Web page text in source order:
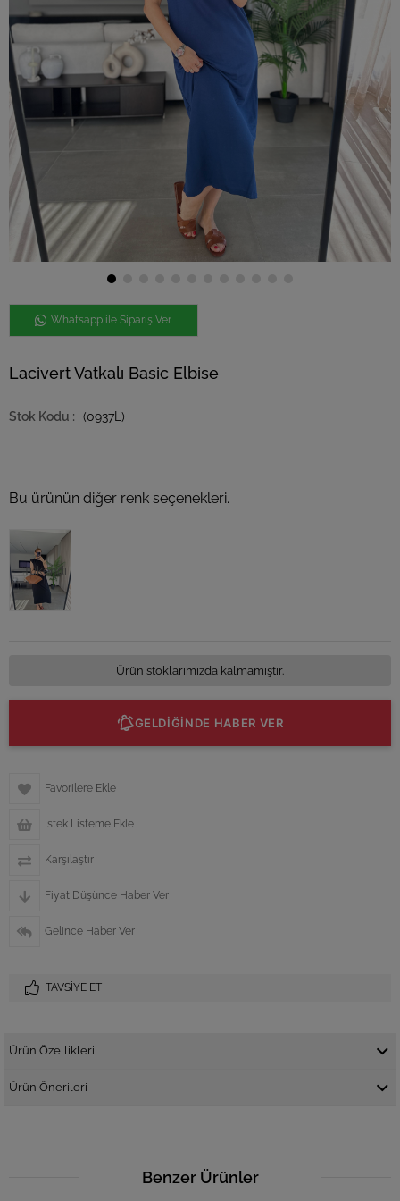
Whatsapp ile Sipariş Ver
Lacivert Vatkalı Basic Elbise
(0937L)
Bu ürünün diğer renk seçenekleri.
Tükendi
Ürün stoklarımızda kalmamıştır.
GELDİĞİNDE HABER VER
Favorilere Ekle
İstek Listeme Ekle
Karşılaştır
Fiyat Düşünce Haber Ver
Gelince Haber Ver
TAVSIYE ET
Ürün Özellikleri
Ürün Önerileri
Benzer Ürünler